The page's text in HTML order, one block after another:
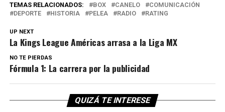
TEMAS RELACIONADOS: BOX CANELO
COMUNICACIÓN
DEPORTE
HISTORIA PELEA RADIO RATING
UP NEXT
La Kings League Américas arrasa a la Liga MX
NO TE PIERDAS
Fórmula 1: La carrera por la publicidad
QUIZÁ TE INTERESE